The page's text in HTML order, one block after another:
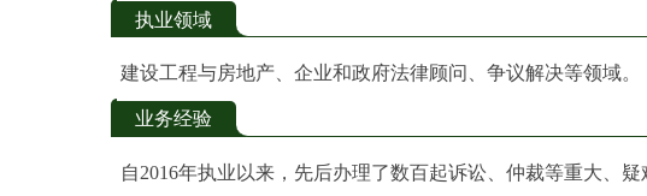
执业领域
建设工程与房地产、企业和政府法律顾问、争议解决等领域。
业务经验
自2016年执业以来，先后办理了数百起诉讼、仲裁等重大、